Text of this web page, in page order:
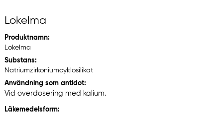
Lokelma
Produktnamn:
Lokelma
Substans:
Natriumzirkoniumcyklosilikat
Användning som antidot:
Vid överdosering med kalium.
Läkemedelsform: